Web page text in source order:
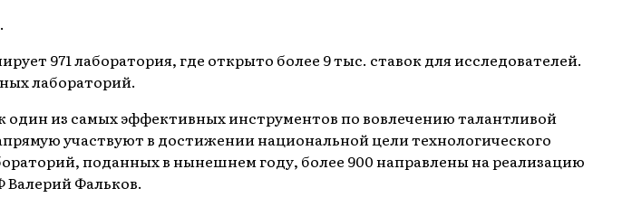
971 лаборатория, где открыто более 9 тыс. ставок для исследователей.
лабораторий.
из самых эффективных инструментов по вовлечению талантливой
участвуют в достижении национальной цели технологического
поданных в нынешнем году, более 900 направлены на реализацию
Валерий Фальков.